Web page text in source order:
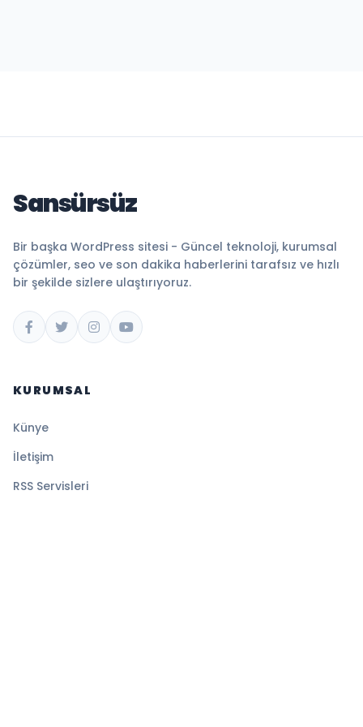
Sansürsüz
Bir başka WordPress sitesi - Güncel teknoloji, kurumsal
çözümler, seo ve son dakika haberlerini tarafsız ve hızlı
bir şekilde sizlere ulaştırıyoruz.
KURUMSAL
Künye
İletişim
RSS Servisleri